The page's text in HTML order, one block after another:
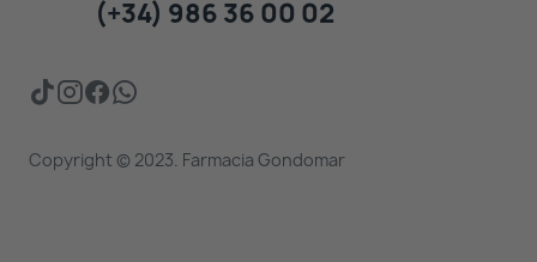
(+34) 986 36 00 02
Copyright © 2023. Farmacia Gondomar